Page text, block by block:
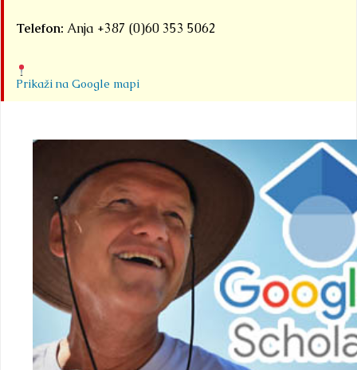
Telefon: Anja +387 (0)60 353 5062
Prikaži na Google mapi